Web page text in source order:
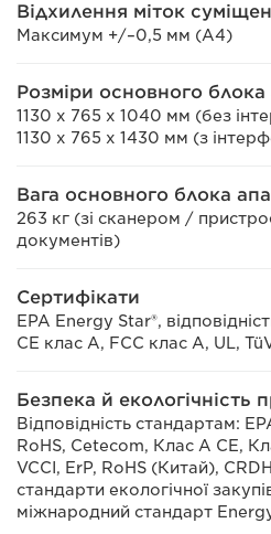
Відхилення міток
Максимум +/–0,5 мм (A4)
Розміри основного
1130 x 765 х 1040 мм (без
1130 x 765 х 1430 мм (з
Вага основного блока
263 кг (зі сканером /
документів)
Сертифікати
EPA Energy Star®,
CE клас A, FCC клас A, UL,
Безпека й екологічність
Відповідність стандартам:
RoHS, Cetecom, Клас А CE,
VCCI, ErP, RoHS (Китай),
стандарти екологічної
міжнародний стандарт